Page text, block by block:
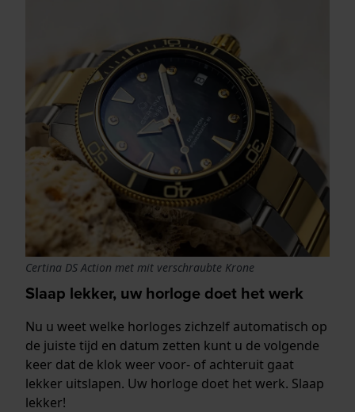
Certina DS Action met mit verschraubte Krone
Slaap lekker, uw horloge doet het werk
Nu u weet welke horloges zichzelf automatisch op
de juiste tijd en datum zetten kunt u de volgende
keer dat de klok weer voor- of achteruit gaat
lekker uitslapen. Uw horloge doet het werk. Slaap
lekker!